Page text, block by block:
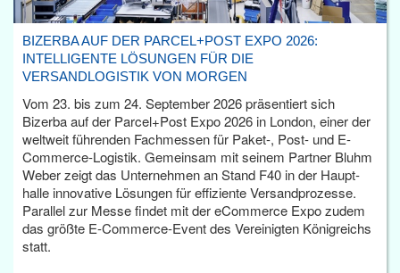
BIZERBA AUF DER PARCEL+POST EXPO 2026:
INTELLIGENTE LÖSUNGEN FÜR DIE
VERSANDLOGISTIK VON MORGEN
Vom 23. bis zum 24. September 2026 präsentiert sich
Bizerba auf der Parcel+Post Expo 2026 in London, einer der
weltweit führenden Fachmessen für Paket-, Post- und E-
Commerce-Logistik. Gemeinsam mit seinem Partner Bluhm
Weber zeigt das Unternehmen an Stand F40 in der Haupt­
halle innovative Lösungen für effiziente Versandprozesse.
Parallel zur Messe findet mit der eCommerce Expo zudem
das größte E-Commerce-Event des Vereinigten Königreichs
statt.